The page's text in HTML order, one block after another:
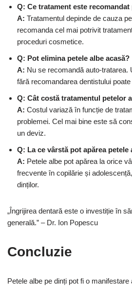
Q: Ce tratament este
A: Tratamentul depinde de cauza
recomanda cel mai potrivit
proceduri cosmetice.
Q: Pot elimina petele albe acasă?
A: Nu se recomandă auto-tratarea.
fără recomandarea dentistului
Q: Cât costă tratamentul petelor
A: Costul variază în funcție de
problemei. Cel mai bine este să
un deviz.
Q: La ce vârstă pot apărea petele
A: Petele albe pot apărea la orice
frecvente în copilărie și
dinților.
„Îngrijirea dentară este o investiție în
generală.” – Dr. Ion Popescu
Concluzie
Petele albe pe dinți pot fi o